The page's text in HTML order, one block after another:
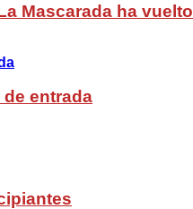
Mascarada ha vuelto
entrada